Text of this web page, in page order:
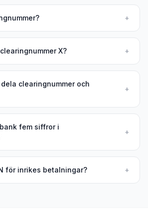
+
X? +
clearingnummer och
+
fem siffror i
+
för inrikes betalningar? +